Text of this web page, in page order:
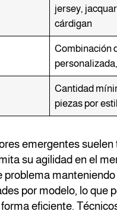
jersey,
cárdigan
Combinación
Cantidad
piezas por
emergentes
su agilidad en el
problema
por modelo, lo que
eficiente.